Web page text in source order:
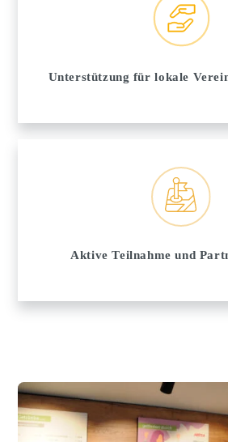
Unterstützung für lokale
Aktive Teilnahme und